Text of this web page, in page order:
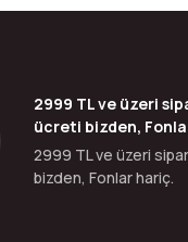
2999 TL ve üzeri
ücreti bizden,
2999 TL ve üzeri
bizden, Fonlar hariç.